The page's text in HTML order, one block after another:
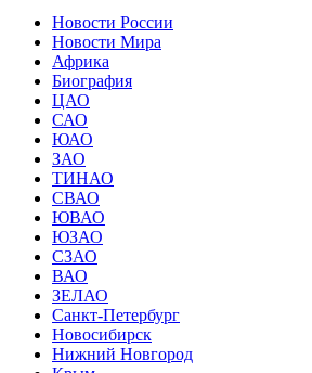
Новости России
Новости Мира
Африка
Биография
ЦАО
САО
ЮАО
ЗАО
ТИНАО
СВАО
ЮВАО
ЮЗАО
СЗАО
ВАО
ЗЕЛАО
Санкт-Петербург
Новосибирск
Нижний Новгород